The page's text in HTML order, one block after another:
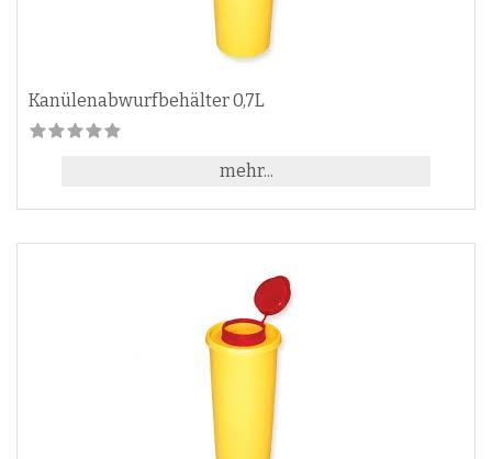
Kanülenabwurfbehälter 0,7L
mehr...